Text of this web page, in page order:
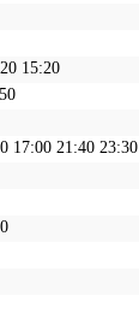
15:20
17:00 21:40 23:30